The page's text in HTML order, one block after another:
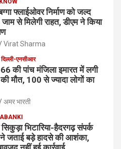
फ्लाईओवर निर्माण को जल्द
जाम से मिलेगी राहत, डीएम ने किया
Virat Sharma
दिल्ली-एनसीआर
की पांच मंजिला इमारत में लगी
मौत, 100 से ज्यादा लोगों का
अमर भारती
भिटारिया-हैदरगढ़ संपर्क
ने जताई बड़े हादसे की आशंका,